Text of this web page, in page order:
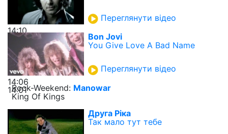
14:10
Переглянути відео
14:06
Bon Jovi
You Give Love A Bad Name
Переглянути відео
14:01
Rock-Weekend: Manowar
King Of Kings
Друга Ріка
Так мало тут тебе